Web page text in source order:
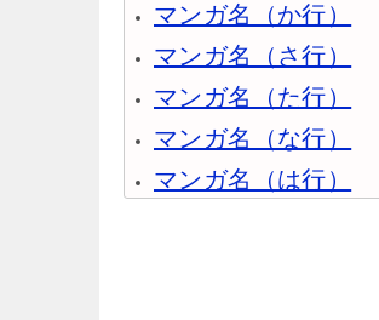
マンガ名（か行）
マンガ名（さ行）
マンガ名（た行）
マンガ名（な行）
マンガ名（は行）